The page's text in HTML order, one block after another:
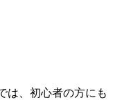
は、初心者の方にも